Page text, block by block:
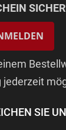
jederzeit
SIE